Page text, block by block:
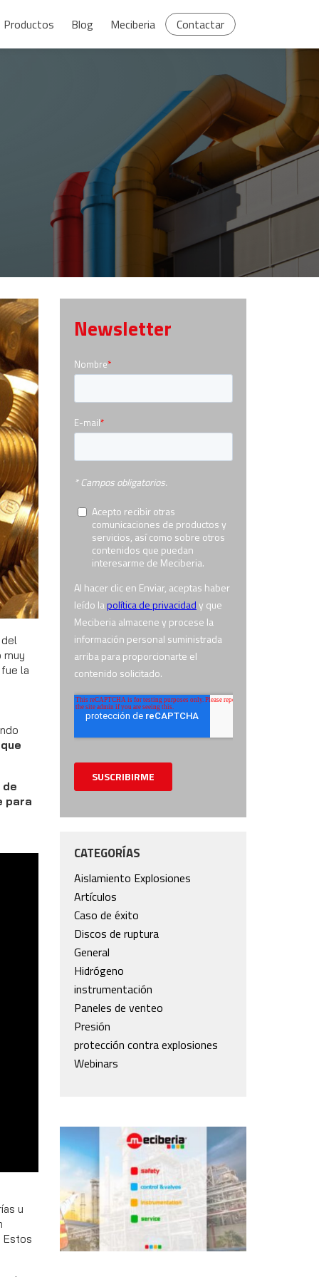
Productos Blog Meciberia Contactar
muy
la
para
u
Estos
CATEGORÍAS
Aislamiento Explosiones
Artículos
Caso de éxito
Discos de ruptura
General
Hidrógeno
instrumentación
Paneles de venteo
Presión
protección contra explosiones
Webinars